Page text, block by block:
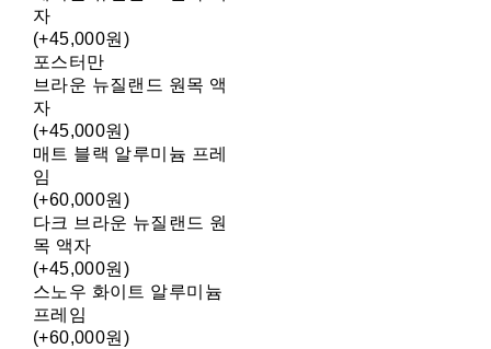
자
(+45,000원)
포스터만
브라운 뉴질랜드 원목 액
자
(+45,000원)
매트 블랙 알루미늄 프레
임
(+60,000원)
다크 브라운 뉴질랜드 원
목 액자
(+45,000원)
스노우 화이트 알루미늄
프레임
(+60,000원)